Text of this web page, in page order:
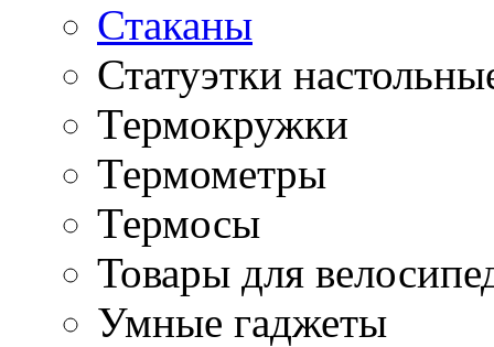
Стаканы
Статуэтки
Термокружки
Термометры
Термосы
Товары для
Умные гаджеты